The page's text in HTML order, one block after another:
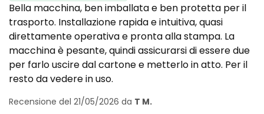
Bella macchina, ben imballata e ben protetta per il
trasporto. Installazione rapida e intuitiva, quasi
direttamente operativa e pronta alla stampa. La
macchina è pesante, quindi assicurarsi di essere due
per farlo uscire dal cartone e metterlo in atto. Per il
resto da vedere in uso.
Recensione del 21/05/2026 da T M.